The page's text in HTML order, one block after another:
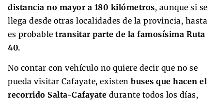
distancia no mayor a 180 kilómetros, aunque si se
llega desde otras localidades de la provincia, hasta
es probable transitar parte de la famosísima Ruta
40.
No contar con vehículo no quiere decir que no se
pueda visitar Cafayate, existen buses que hacen el
recorrido Salta-Cafayate durante todos los días,